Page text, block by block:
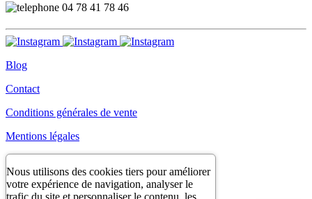
04 78 41 78 46
Blog
Contact
Conditions générales de vente
Mentions légales
Nous utilisons des cookies tiers pour améliorer
votre expérience de navigation, analyser le
trafic du site et personnaliser le contenu, les